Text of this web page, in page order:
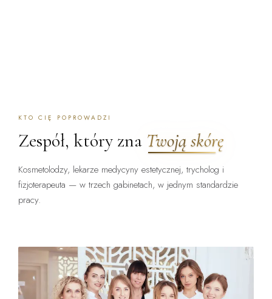
KTO CIĘ POPROWADZI
Zespół, który zna Twoją skórę
Kosmetolodzy, lekarze medycyny estetycznej, trycholog i
fizjoterapeuta — w trzech gabinetach, w jednym standardzie
pracy.